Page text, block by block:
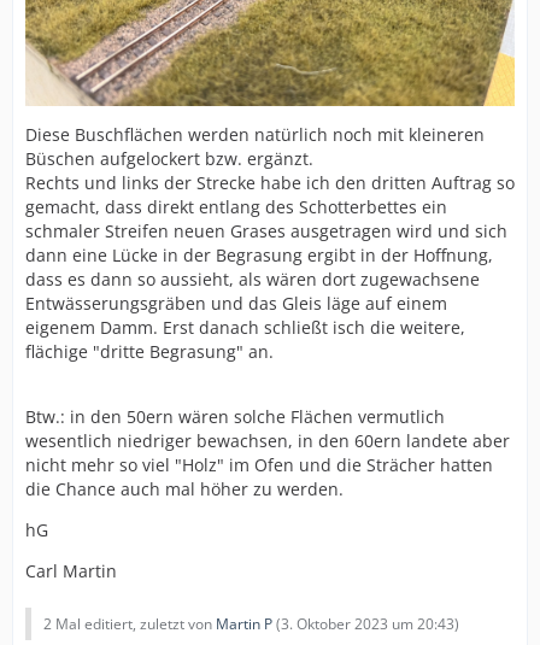
Diese Buschflächen werden natürlich noch mit kleineren
Büschen aufgelockert bzw. ergänzt.
Rechts und links der Strecke habe ich den dritten Auftrag so
gemacht, dass direkt entlang des Schotterbettes ein
schmaler Streifen neuen Grases ausgetragen wird und sich
dann eine Lücke in der Begrasung ergibt in der Hoffnung,
dass es dann so aussieht, als wären dort zugewachsene
Entwässerungsgräben und das Gleis läge auf einem
eigenem Damm. Erst danach schließt isch die weitere,
flächige "dritte Begrasung" an.
Btw.: in den 50ern wären solche Flächen vermutlich
wesentlich niedriger bewachsen, in den 60ern landete aber
nicht mehr so viel "Holz" im Ofen und die Strächer hatten
die Chance auch mal höher zu werden.
hG
Carl Martin
2 Mal editiert, zuletzt von Martin P(3. Oktober 2023 um 20:43)